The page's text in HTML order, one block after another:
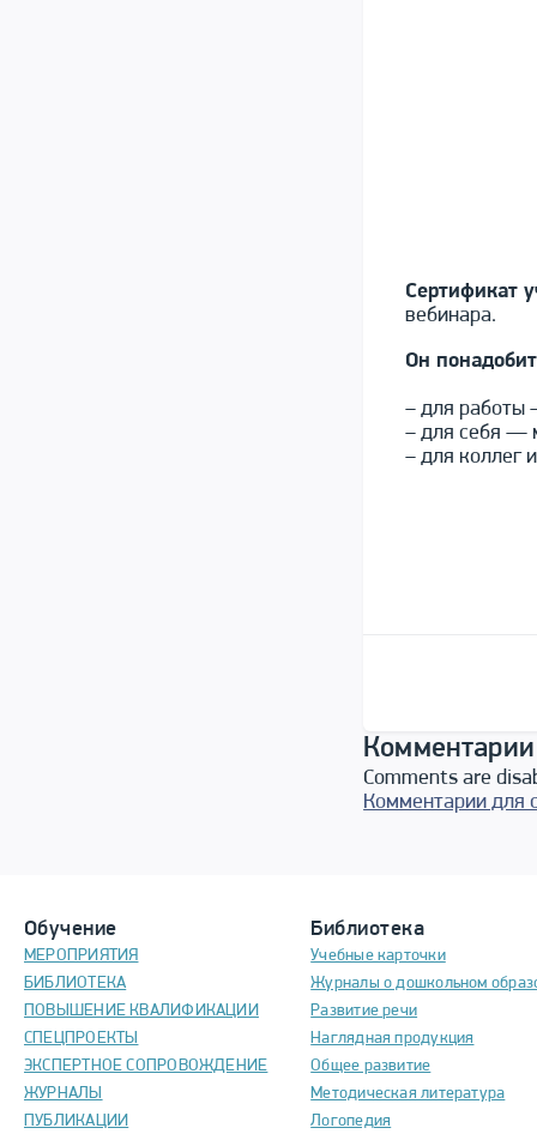
Сертификат
вебинара.
Он
– для работы
– для себя —
– для коллег
Comments are
Комментарии для
Обучение
МЕРОПРИЯТИЯ
БИБЛИОТЕКА
ПОВЫШЕНИЕ КВАЛИФИКАЦИИ
СПЕЦПРОЕКТЫ
ЭКСПЕРТНОЕ СОПРОВОЖДЕНИЕ
ЖУРНАЛЫ
ПУБЛИКАЦИИ
Библиотека
Учебные карточки
Журналы о дошкольном
Развитие речи
Наглядная продукция
Общее развитие
Методическая литература
Логопедия